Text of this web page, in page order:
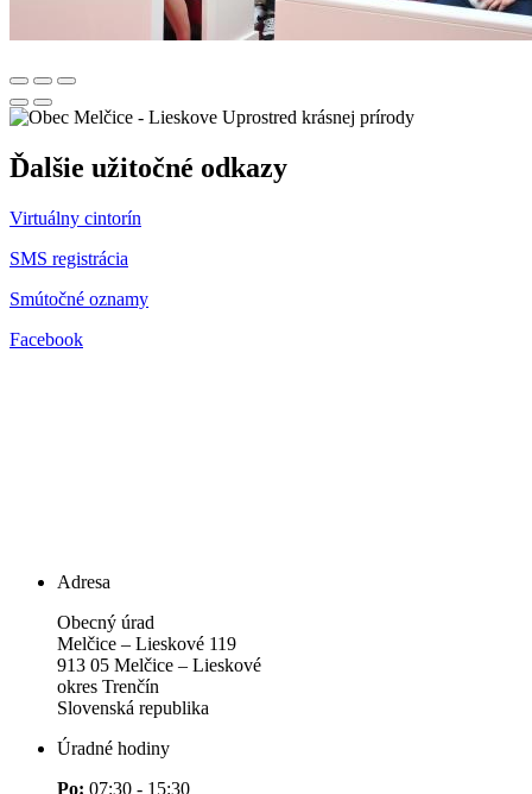
Uprostred krásnej prírody
Ďalšie užitočné odkazy
Virtuálny cintorín
SMS registrácia
Smútočné oznamy
Facebook
Adresa
Obecný úrad
Melčice – Lieskové 119
913 05 Melčice – Lieskové
okres Trenčín
Slovenská republika
Úradné hodiny
Po: 07:30 - 15:30